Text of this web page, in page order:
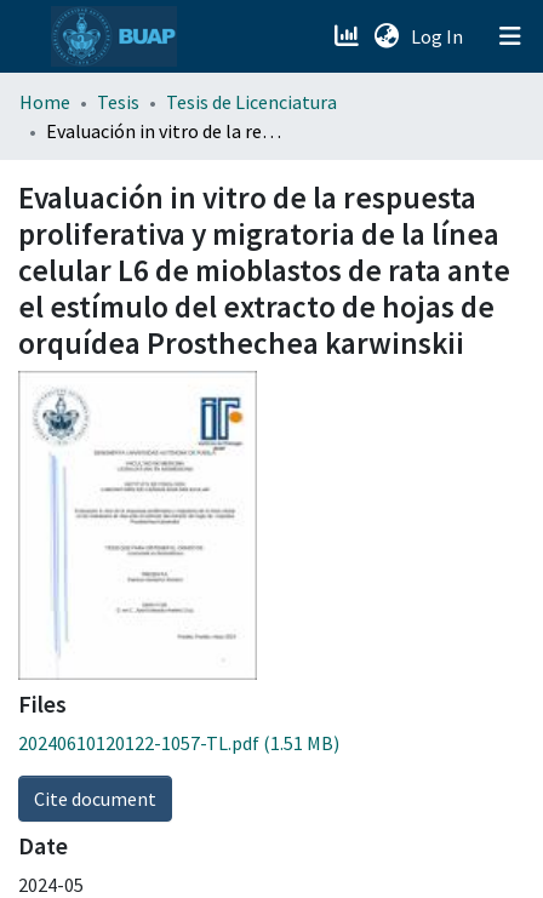
Log In (current)
menu.section.about_menu
Home Tesis
Tesis de Licenciatura
Evaluación in vitro de la respuesta proliferativa y migratoria de la línea celular L6 de mioblastos de rata ante el estímulo del extracto de hojas de orquídea Prosthechea karwinskii
Evaluación in vitro de la respuesta
proliferativa y migratoria de la línea
celular L6 de mioblastos de rata ante
el estímulo del extracto de hojas de
orquídea Prosthechea karwinskii
Files
20240610120122-1057-TL.pdf (1.51 MB)
Cite document
Date
2024-05